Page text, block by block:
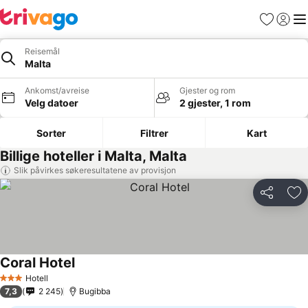
Favoritter
Logg
Reisemål
Malta
Ankomst/avreise
Velg datoer
Gjester og rom
2 gjester, 1 rom
Sorter Filtrer Kart
Billige hoteller i Malta, Malta
Slik påvirkes søkeresultatene av provisjon
Del
3 StjernerHotell
Coral Hotel
7,3 2 245 Bugibba